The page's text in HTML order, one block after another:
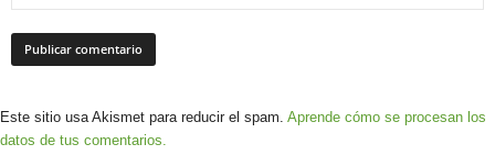
Este sitio usa Akismet para reducir el spam. Aprende cómo se procesan los
datos de tus comentarios.